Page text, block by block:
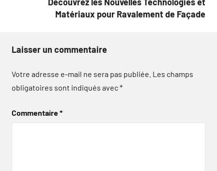
Matériaux pour Ravalement de Façade
Laisser un commentaire
Votre adresse e-mail ne sera pas publiée. Les champs
obligatoires sont indiqués avec*
Commentaire*